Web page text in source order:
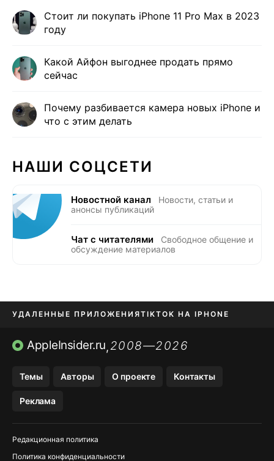
Стоит ли покупать iPhone 11 Pro Max в 2023
году
Какой Айфон выгоднее продать прямо
сейчас
Почему разбивается камера новых iPhone и
что с этим делать
НАШИ СОЦСЕТИ
Новостной канал
Новости, статьи и
анонсы публикаций
Чат с читателями
Свободное общение и
обсуждение материалов
УДАЛЕННЫЕ ПРИЛОЖЕНИЯTIKTOK НА IPHONE
ПРИЛОЖЕНИЯ БЕЗ APP STORE
AppleInsider.ru,2008—2026
Темы Авторы О проекте Контакты
Реклама
Редакционная политика
Политика конфиденциальности